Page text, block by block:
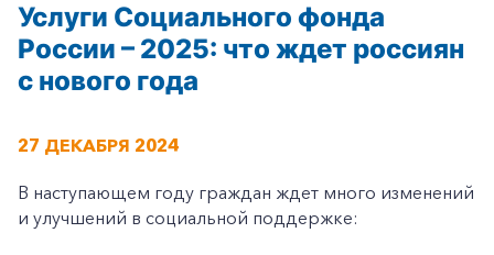
Услуги Социального фонда
России – 2025: что ждет россиян
с нового года
27 ДЕКАБРЯ 2024
В наступающем году граждан ждет много изменений
и улучшений в социальной поддержке: